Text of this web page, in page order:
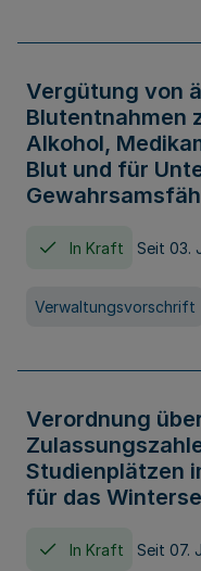
Vergütung von
Blutentnahmen
Alkohol,
Blut und für
In Kraft Seit 03.
Verwaltungsvorschrift
Verordnung
Studienplätzen
für das
In Kraft Seit 07.